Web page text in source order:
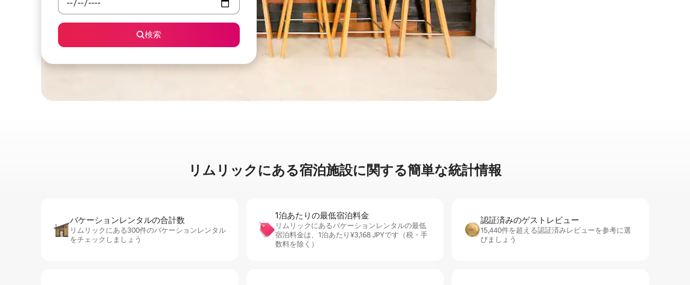
検索
リムリックに⁠あ⁠る宿⁠泊⁠施⁠設⁠に関⁠す⁠る簡⁠単⁠な統⁠計⁠情⁠報
バケーションレ⁠ン⁠タ⁠ル⁠の合⁠計⁠数
リムリックにある300件のバケーションレンタル
をチェックしましょう
1泊あたりの最⁠低⁠宿⁠泊⁠料⁠金
リムリックにあるバケーションレンタルの最低
宿泊料金は、1泊あたり¥3,168 JPYです（税・手
数料を除く）
認証済みのゲ⁠ス⁠ト⁠レ⁠ビ⁠ュ⁠ー
15,440件を超える認証済みレビューを参考に選
びましょう